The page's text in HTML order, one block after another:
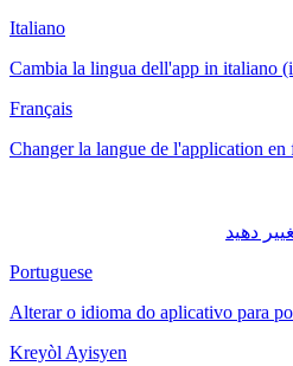
Italiano
Cambia la lingua dell'app in italiano
Français
Changer la langue de l'application en
Portuguese
Alterar o idioma do aplicativo para
Kreyòl Ayisyen